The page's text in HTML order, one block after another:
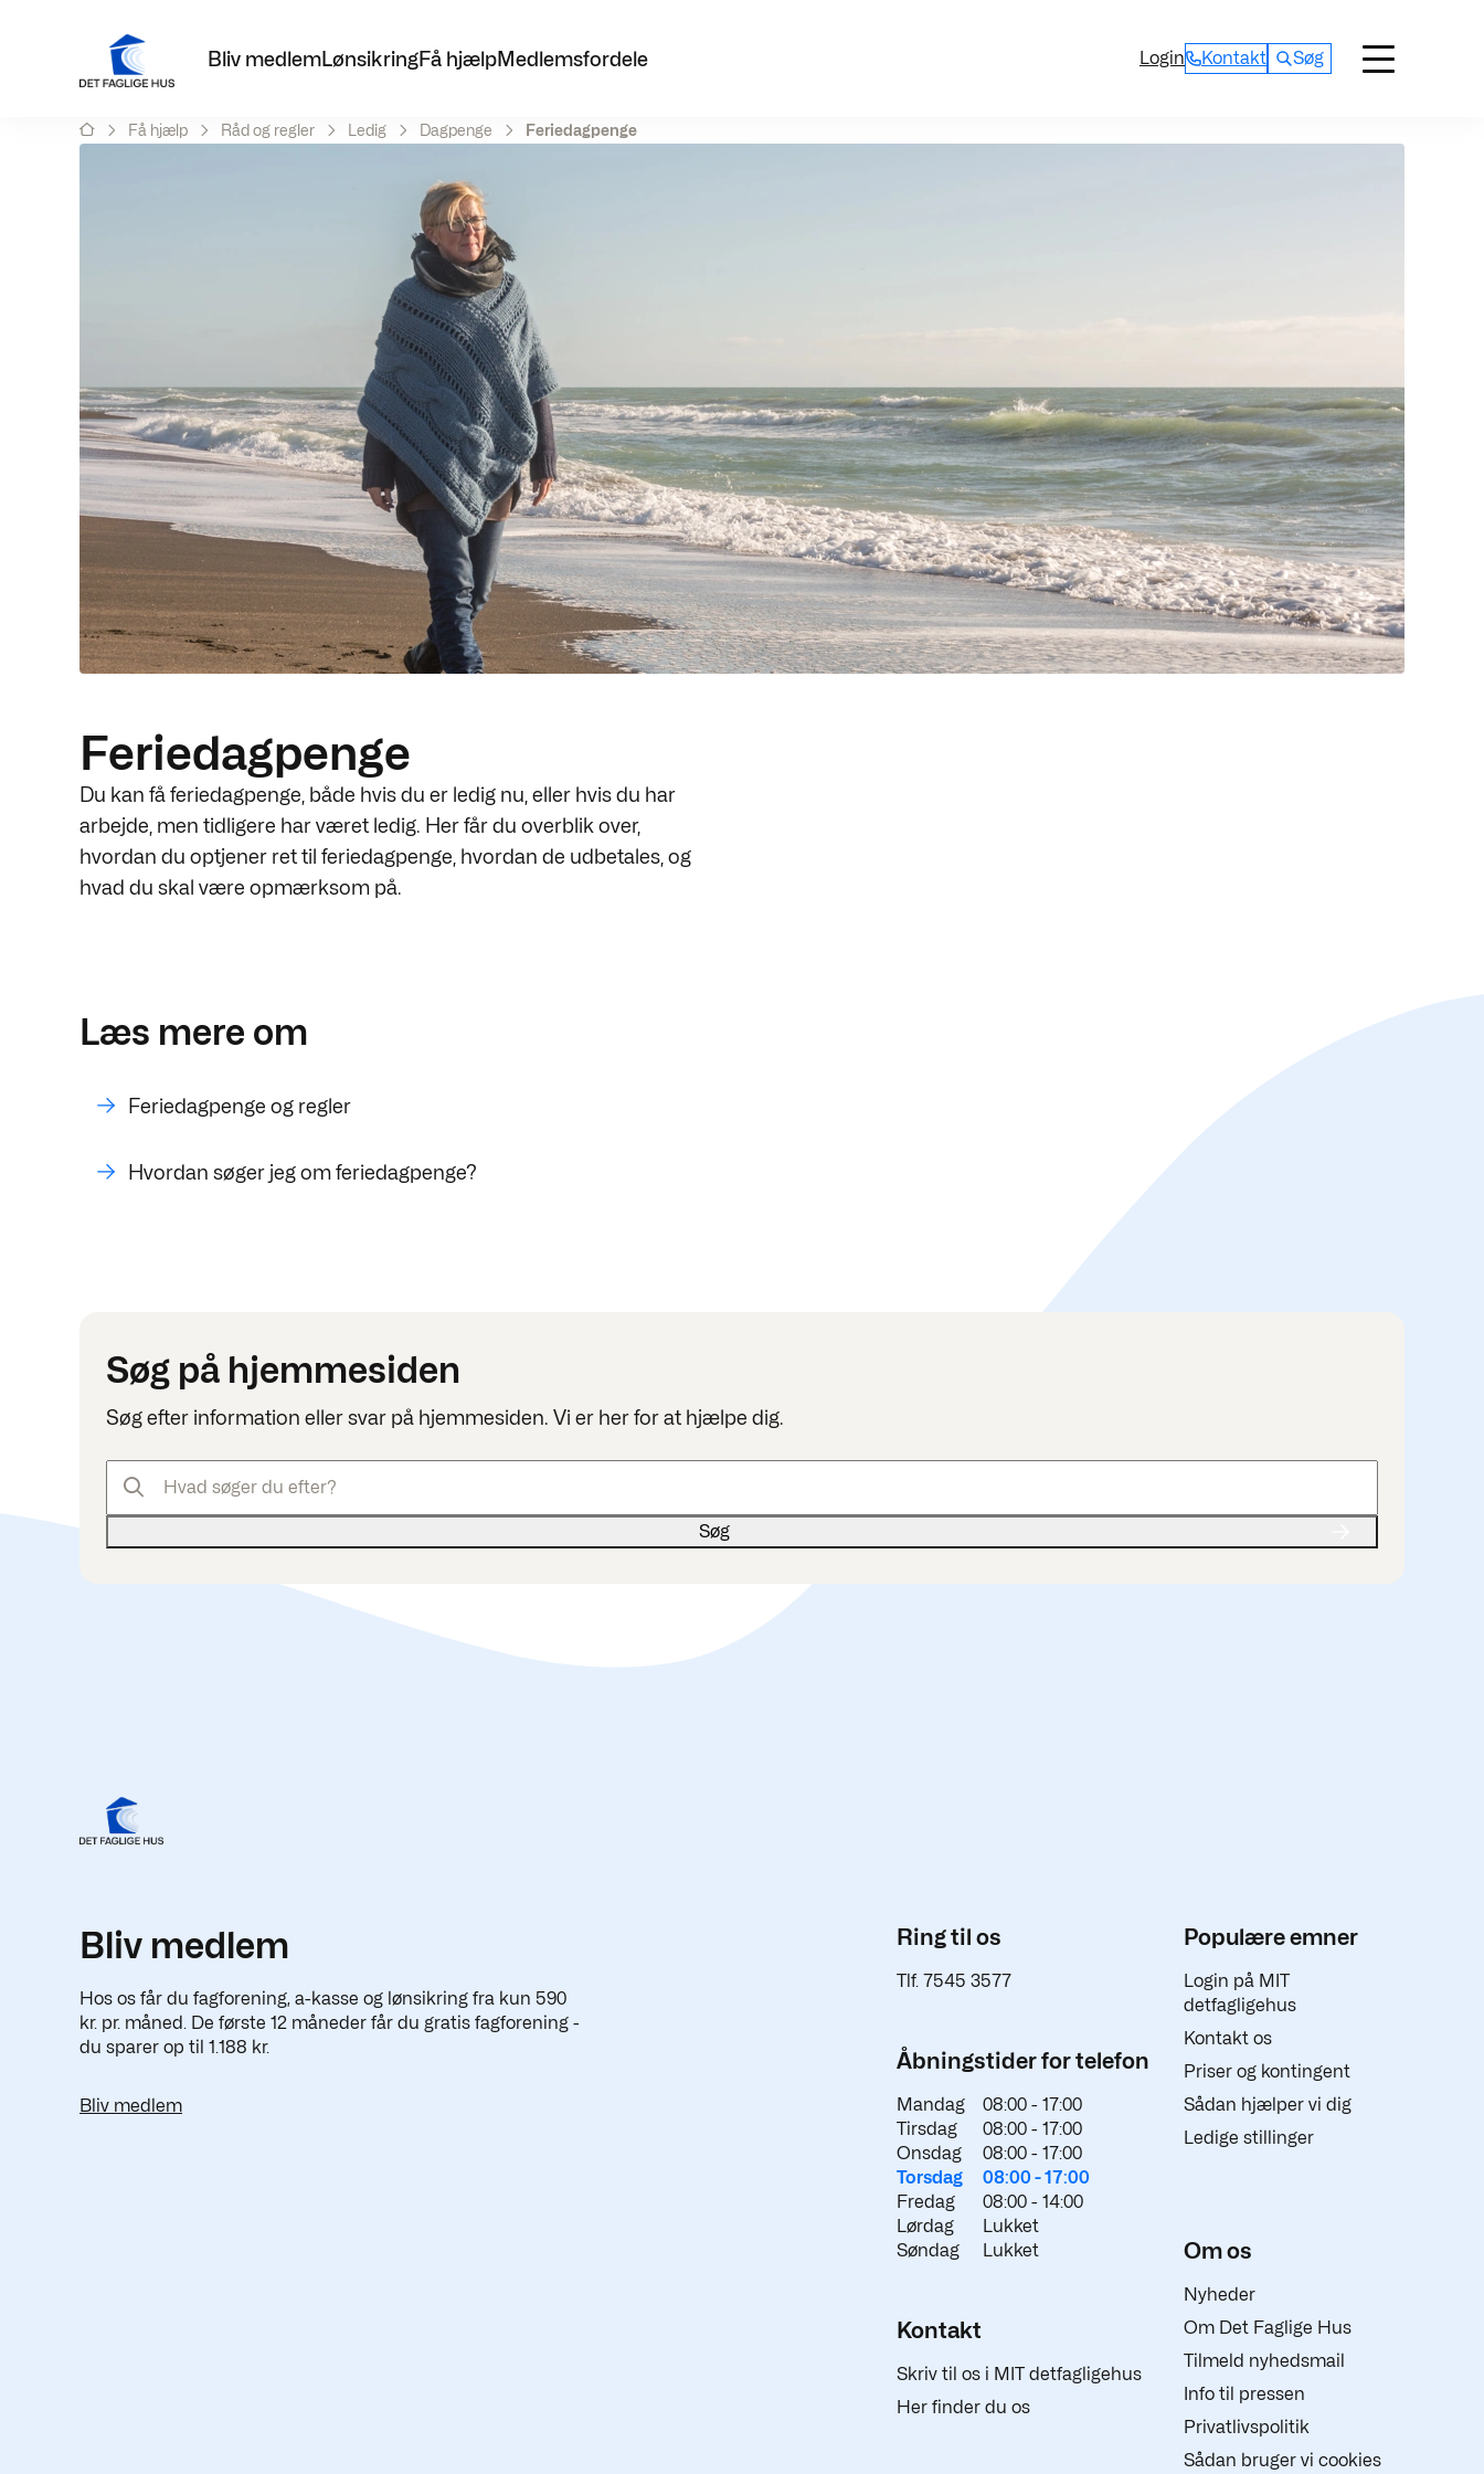
Bliv medlemLønsikringFå hjælpMedlemsfordele Login Kontakt Søg
Få hjælp Råd og regler Ledig Dagpenge Feriedagpenge
Feriedagpenge
Du kan få feriedagpenge, både hvis du er ledig nu, eller hvis du har
arbejde, men tidligere har været ledig. Her får du overblik over,
hvordan du optjener ret til feriedagpenge, hvordan de udbetales, og
hvad du skal være opmærksom på.
Læs mere om
Feriedagpenge og regler
Hvordan søger jeg om feriedagpenge?
Søg på hjemmesiden
Søg efter information eller svar på hjemmesiden. Vi er her for at hjælpe dig.
Bliv medlem
Hos os får du fagforening, a-kasse og lønsikring fra kun 590
kr. pr. måned. De første 12 måneder får du gratis fagforening -
du sparer op til 1.188 kr.
Bliv medlem
Ring til os
Tlf. 7545 3577
Åbningstider for telefon
Mandag 08:00 - 17:00
Tirsdag
08:00 - 17:00
Onsdag
08:00 - 17:00
Torsdag
08:00 -17:00
Fredag
08:00 - 14:00
Lørdag
Lukket
Søndag
Lukket
Kontakt
Skriv til os i MIT detfagligehus
Her finder du os
Populære emner
Login på MIT
detfagligehus
Kontakt os
Priser og kontingent
Sådan hjælper vi dig
Ledige stillinger
Om os
Nyheder
Om Det Faglige Hus
Tilmeld nyhedsmail
Info til pressen
Privatlivspolitik
Sådan bruger vi cookies